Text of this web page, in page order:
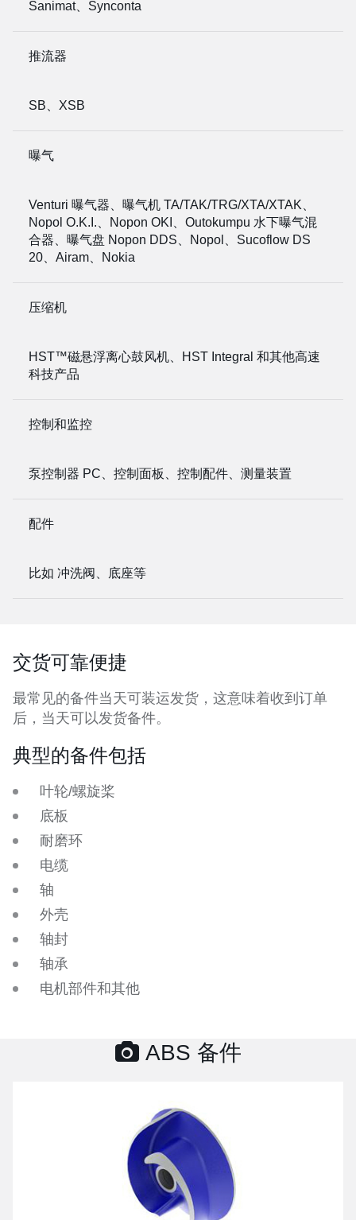
Sanimat、Synconta
推流器
SB、XSB
曝气
Venturi 曝气器、曝气机 TA/TAK/TRG/XTA/XTAK、
Nopol O.K.I.、Nopon OKI、Outokumpu 水下曝气混
合器、曝气盘 Nopon DDS、Nopol、Sucoflow DS
20、Airam、Nokia
压缩机
HST™磁悬浮离心鼓风机、HST Integral 和其他高速
科技产品
控制和监控
泵控制器 PC、控制面板、控制配件、测量装置
配件
比如 冲洗阀、底座等
交货可靠便捷
最常见的备件当天可装运发货，这意味着收到订单
后，当天可以发货备件。
典型的备件包括
叶轮/螺旋桨
底板
耐磨环
电缆
轴
外壳
轴封
轴承
电机部件和其他
ABS 备件